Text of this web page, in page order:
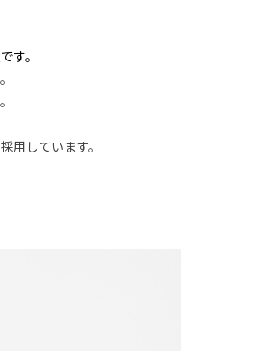
す。
用しています。